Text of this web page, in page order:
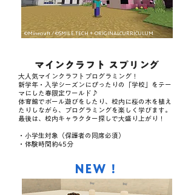
©Minecraft / ©SMILE TECH＋ ORIGINALCURRICULUM
マインクラフト スプリング
大人気マインクラフトプログラミング！
新学年・入学シーズンにぴったりの「学校」をテー
マにした春限定ワールド♪
体育館でボール遊びをしたり、校内に桜の木を植え
たりしながら、プログラミングを楽しく学びます。
最後は、校内キャラクター探しで大盛り上がり！
・小学生対象（保護者の同席必須）
​・体験時間約45分
NEW！